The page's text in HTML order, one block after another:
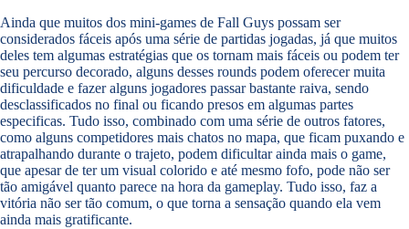
Ainda que muitos dos mini-games de Fall Guys possam ser
considerados fáceis após uma série de partidas jogadas, já que muitos
deles tem algumas estratégias que os tornam mais fáceis ou podem ter
seu percurso decorado, alguns desses rounds podem oferecer muita
dificuldade e fazer alguns jogadores passar bastante raiva, sendo
desclassificados no final ou ficando presos em algumas partes
especificas. Tudo isso, combinado com uma série de outros fatores,
como alguns competidores mais chatos no mapa, que ficam puxando e
atrapalhando durante o trajeto, podem dificultar ainda mais o game,
que apesar de ter um visual colorido e até mesmo fofo, pode não ser
tão amigável quanto parece na hora da gameplay. Tudo isso, faz a
vitória não ser tão comum, o que torna a sensação quando ela vem
ainda mais gratificante.